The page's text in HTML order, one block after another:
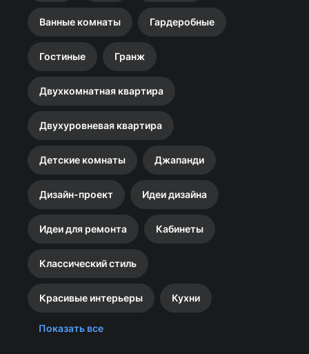
Ванные комнаты Гардеробные
Гостиные Гранж
Двухкомнатная квартира
Двухуровневая квартира
Детские комнаты Джапанди
Дизайн-проект Идеи дизайна
Идеи для ремонта Кабинеты
Классический стиль
Красивые интерьеры Кухни
Показать все